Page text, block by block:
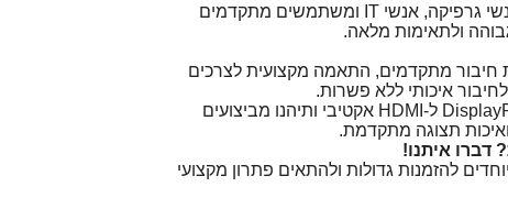
לגיימרים, עורכי וידאו, אנשי גרפיקה, אנשי IT ומשתמשים מתקדמים
ולתאימות מלאה.
חיבור מתקדמים, התאמה מקצועית לצרכים
איכותי ללא פשרות.
הזמינו עכשיו מתאם DisplayPort ל-HDMI אקטיבי ותיהנו מביצועים
תצוגה מתקדמת.
דברו איתנו!
להזמנות גדולות ולהתאים פתרון מקצועי